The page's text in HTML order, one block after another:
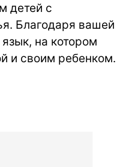
детей с
Благодаря вашей
на котором
и своим ребенком.